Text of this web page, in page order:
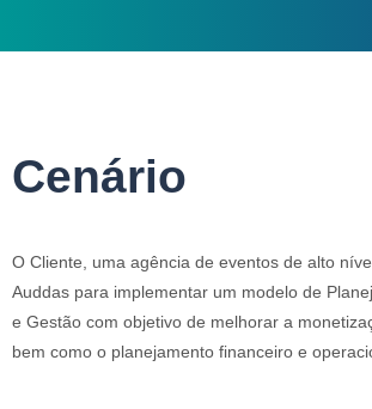
Cenário
O Cliente, uma agência de eventos de alto
Auddas para implementar um modelo de
e Gestão com objetivo de melhorar a
bem como o planejamento financeiro e